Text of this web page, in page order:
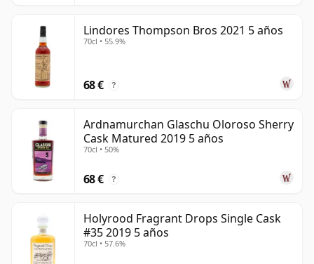
Lindores Thompson Bros 2021 5 años
70cl • 55.9%
68 € ?
Ardnamurchan Glaschu Oloroso Sherry
Cask Matured 2019 5 años
70cl • 50%
68 € ?
Holyrood Fragrant Drops Single Cask
#35 2019 5 años
70cl • 57.6%